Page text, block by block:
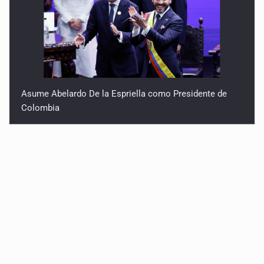
Asume Abelardo De la Espriella como Presidente de
Colombia